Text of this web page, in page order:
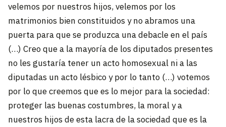
velemos por nuestros hijos, velemos por los
matrimonios bien constituidos y no abramos una
puerta para que se produzca una debacle en el país
(…) Creo que a la mayoría de los diputados presentes
no les gustaría tener un acto homosexual ni a las
diputadas un acto lésbico y por lo tanto (…) votemos
por lo que creemos que es lo mejor para la sociedad:
proteger las buenas costumbres, la moral y a
nuestros hijos de esta lacra de la sociedad que es la